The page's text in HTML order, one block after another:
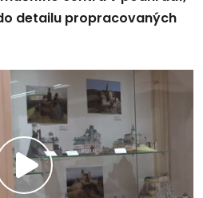
detailu propracovaných
Přehrát